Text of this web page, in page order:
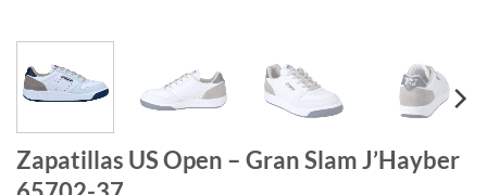
Zapatillas US Open – Gran Slam J’Hayber